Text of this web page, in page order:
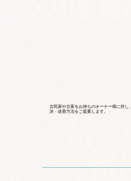
古民家や古家をお持ちのオーナー様に対
決・改善方法をご提案します。